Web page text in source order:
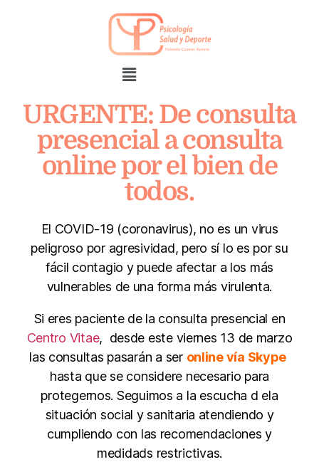
URGENTE: De consulta
presencial a consulta
online por el bien de
todos.
El COVID-19 (coronavirus), no es un virus
peligroso por agresividad, pero sí lo es por su
fácil contagio y puede afectar a los más
vulnerables de una forma más virulenta.
Si eres paciente de la consulta presencial en
Centro Vitae, desde este viernes 13 de marzo
las consultas pasarán a ser online vía Skype
hasta que se considere necesario para
protegernos. Seguimos a la escucha d ela
situación social y sanitaria atendiendo y
cumpliendo con las recomendaciones y
medidads restrictivas.